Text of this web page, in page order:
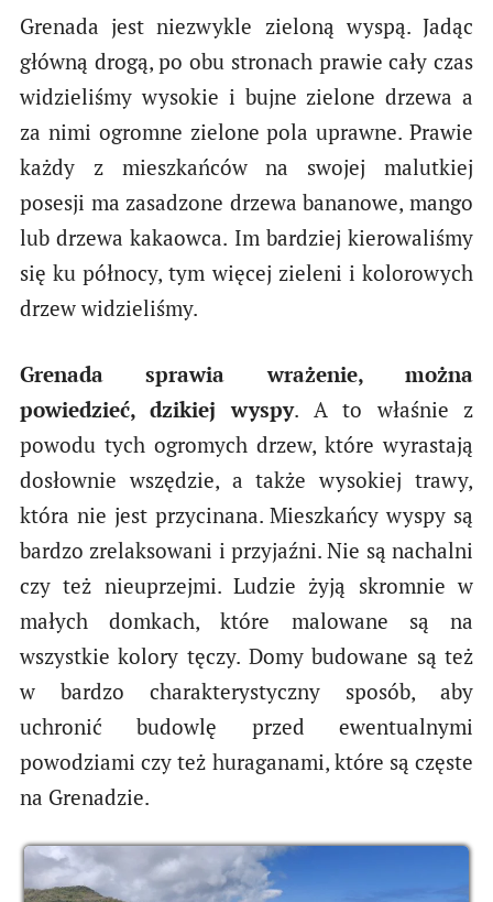
Grenada jest niezwykle zieloną wyspą. Jadąc
główną drogą, po obu stronach prawie cały czas
widzieliśmy wysokie i bujne zielone drzewa a
za nimi ogromne zielone pola uprawne. Prawie
każdy z mieszkańców na swojej malutkiej
posesji ma zasadzone drzewa bananowe, mango
lub drzewa kakaowca. Im bardziej kierowaliśmy
się ku północy, tym więcej zieleni i kolorowych
drzew widzieliśmy.
Grenada sprawia wrażenie, można
powiedzieć, dzikiej wyspy. A to właśnie z
powodu tych ogromych drzew, które wyrastają
dosłownie wszędzie, a także wysokiej trawy,
która nie jest przycinana. Mieszkańcy wyspy są
bardzo zrelaksowani i przyjaźni. Nie są nachalni
czy też nieuprzejmi. Ludzie żyją skromnie w
małych domkach, które malowane są na
wszystkie kolory tęczy. Domy budowane są też
w bardzo charakterystyczny sposób, aby
uchronić budowlę przed ewentualnymi
powodziami czy też huraganami, które są częste
na Grenadzie.